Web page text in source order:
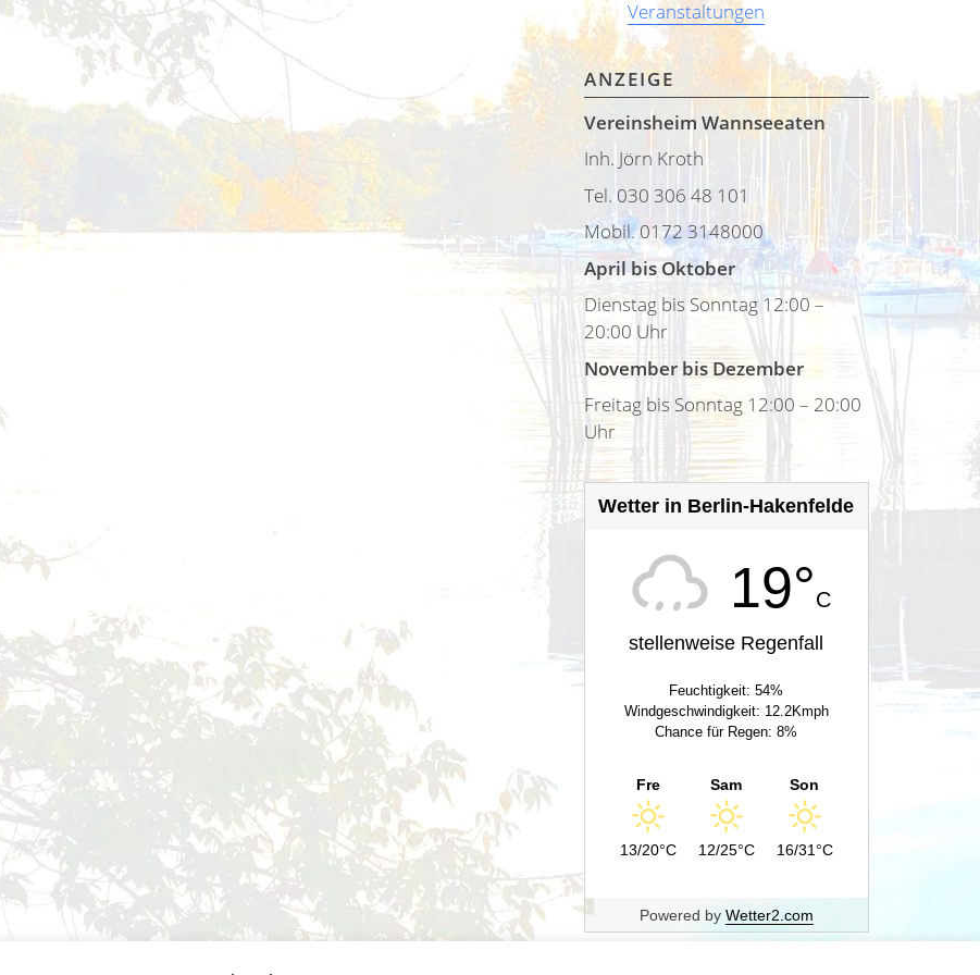
Veranstaltungen
ANZEIGE
Vereinsheim Wannseeaten
Inh. Jörn Kroth
Tel. 030 306 48 101
Mobil. 0172 3148000
April bis Oktober
Dienstag bis Sonntag 12:00 –
20:00 Uhr
November bis Dezember
Freitag bis Sonntag 12:00 – 20:00
Uhr
Wetter in Berlin-Hakenfelde
19°C
stellenweise Regenfall
Feuchtigkeit: 54%
Windgeschwindigkeit: 12.2Kmph
Chance für Regen: 8%
Fre
13/20°C
Sam
12/25°C
Son
16/31°C
Powered by Wetter2.com